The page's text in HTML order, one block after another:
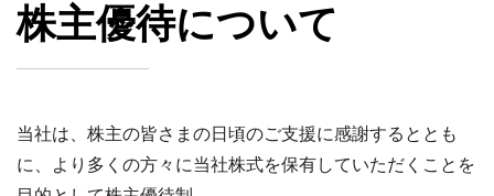
株主優待について
当社は、株主の皆さまの日頃のご支援に感謝するととも
に、より多くの方々に当社株式を保有していただくことを